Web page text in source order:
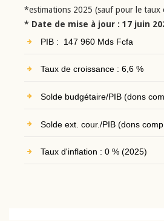
*estimations 2025 (sauf pour le taux
* Date de mise à jour : 17 juin
PIB : 147 960 Mds Fcfa
Taux de croissance : 6,6 %
Solde budgétaire/PIB (dons
Solde ext. cour./PIB (dons
Taux d'inflation : 0 % (2025)